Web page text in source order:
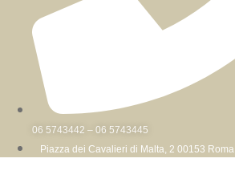
06 5743442 – 06 5743445
Piazza dei Cavalieri di Malta, 2 00153 Roma